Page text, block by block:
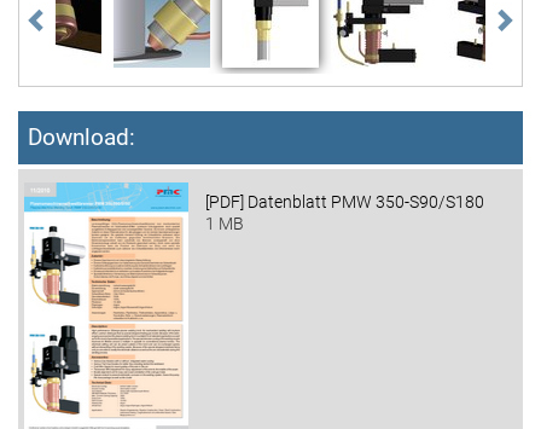
Download:
[PDF] Datenblatt PMW 350-S90/S180
1 MB
STATISTIK
Diese Informationen helfen uns zu verstehen, wie
Matomo
Name:
_pk_id,_pk_ses
Anbieter:
PMC Plasmatechnik
Zweck:
Interne Besucheranalyse